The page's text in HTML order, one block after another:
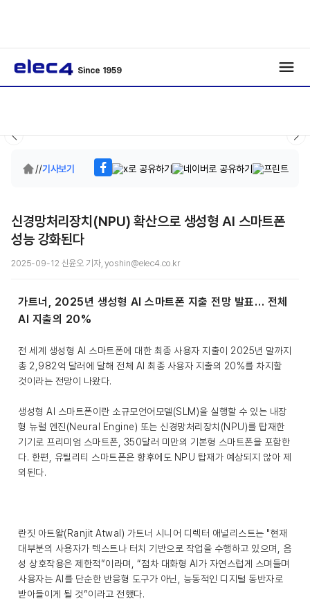
Since 1959
//기사보기
신경망처리장치(NPU) 확산으로 생성형 AI 스마트폰
성능 강화된다
2025-09-12 신윤오 기자, yoshin@elec4.co.kr
가트너, 2025년 생성형 AI 스마트폰 지출 전망 발표… 전체
AI 지출의 20%
전 세계 생성형 AI 스마트폰에 대한 최종 사용자 지출이 2025년 말까지
총 2,982억 달러에 달해 전체 AI 최종 사용자 지출의 20%를 차지할
것이라는 전망이 나왔다.
생성형 AI 스마트폰이란 소규모언어모델(SLM)을 실행할 수 있는 내장
형 뉴럴 엔진(Neural Engine) 또는 신경망처리장치(NPU)를 탑재한
기기로 프리미엄 스마트폰, 350달러 미만의 기본형 스마트폰을 포함한
다. 한편, 유틸리티 스마트폰은 향후에도 NPU 탑재가 예상되지 않아 제
외된다.
란짓 아트왈(Ranjit Atwal) 가트너 시니어 디렉터 애널리스트는 "현재
대부분의 사용자가 텍스트나 터치 기반으로 작업을 수행하고 있으며, 음
성 상호작용은 제한적”이라며, “점차 대화형 AI가 자연스럽게 스며들며
사용자는 AI를 단순한 반응형 도구가 아닌, 능동적인 디지털 동반자로
받아들이게 될 것”이라고 전했다.